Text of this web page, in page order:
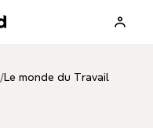
/Le monde du Travail